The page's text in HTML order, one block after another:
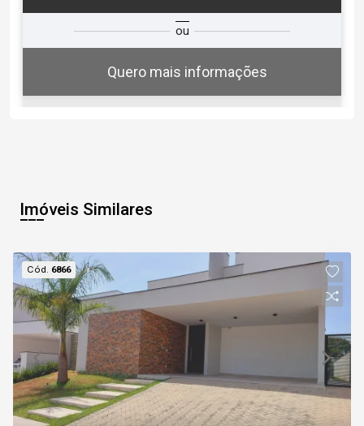
ou
Quero mais informações
Qual o melhor dia e horário para
você?
08
Aug/Sat
09
10
19:00
Continuar
Imóveis Similares
Cód. 6866